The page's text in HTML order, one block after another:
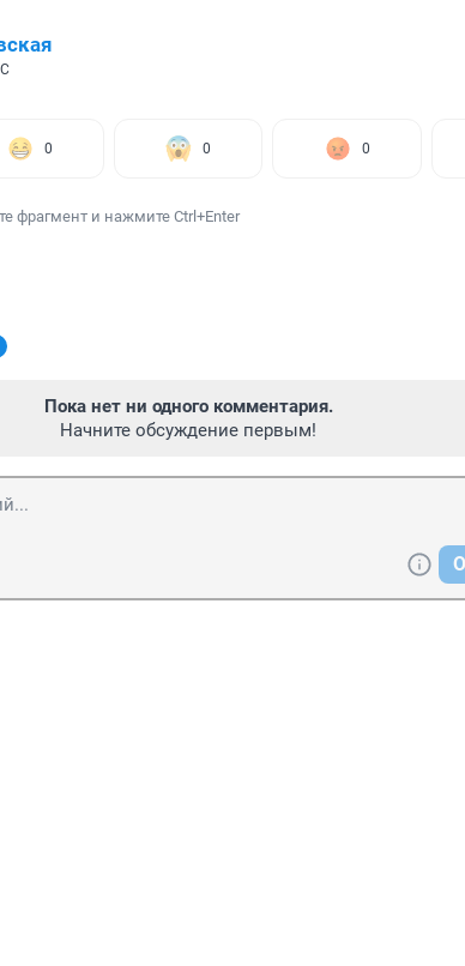
0 0 0
фрагмент и нажмите Ctrl+Enter
Пока нет ни одного комментария.
Начните обсуждение первым!